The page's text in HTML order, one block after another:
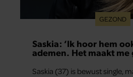
GEZOND
Saskia: ‘Ik hoor hem
ademen. Het maakt
Saskia (37) is bewust single,